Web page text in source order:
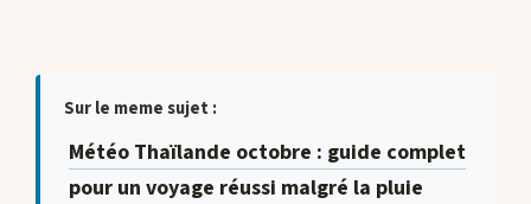
Sur le meme sujet :
Météo Thaïlande octobre : guide complet
pour un voyage réussi malgré la pluie